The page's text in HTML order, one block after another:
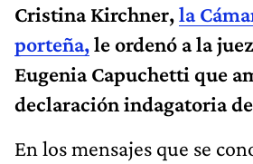
Cristina Kirchner,la
porteña,le ordenó a la
Eugenia Capuchetti que
declaración indagatoria
En los mensajes que se